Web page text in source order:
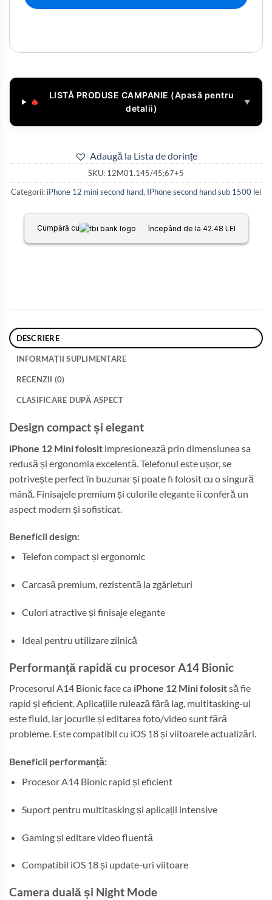
🔥
LISTĂ PRODUSE CAMPANIE (Apasă pentru
detalii)
▼
Adaugă la Lista de dorințe
SKU: 12M01.145/45;67+5
Categorii: iPhone 12 mini second hand, IPhone second hand sub 1500 lei
Cumpără cu începând de la 42.48 LEI
DESCRIERE
INFORMAȚII SUPLIMENTARE
RECENZII (0)
CLASIFICARE DUPĂ ASPECT
Design compact și elegant
iPhone 12 Mini folosit impresionează prin dimensiunea sa
redusă și ergonomia excelentă. Telefonul este ușor, se
potrivește perfect în buzunar și poate fi folosit cu o singură
mână. Finisajele premium și culorile elegante îi conferă un
aspect modern și sofisticat.
Beneficii design:
Telefon compact și ergonomic
Carcasă premium, rezistentă la zgârieturi
Culori atractive și finisaje elegante
Ideal pentru utilizare zilnică
Performanță rapidă cu procesor A14 Bionic
Procesorul A14 Bionic face ca iPhone 12 Mini folositsă fie
rapid și eficient. Aplicațiile rulează fără lag, multitasking-ul
este fluid, iar jocurile și editarea foto/video sunt fără
probleme. Este compatibil cu iOS 18 și viitoarele actualizări.
Beneficii performanță:
Procesor A14 Bionic rapid și eficient
Suport pentru multitasking și aplicații intensive
Gaming și editare video fluentă
Compatibil iOS 18 și update-uri viitoare
Camera duală și Night Mode